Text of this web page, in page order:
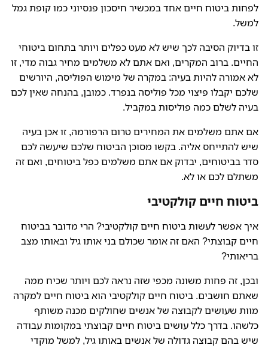
לפחות ביטוח חיים אחד במכשיר חיסכון פנסיוני כמו קופת גמל
למשל.
זו בדיוק הסיבה לכך שיש לא מעט כפלים ויותר בתחום ביטוחי
החיים. ברוב המקרים, ואם אתם לא משלמים מחיר גבוה מדי, זו
לא אמורה להיות בעיה: במקרה של מימוש הפוליסה, היורשים
שלכם יקבלו פיצוי מכל פוליסה בנפרד. כמובן, בהנחה שאין לכם
בעיה לשלם כמה פוליסות במקביל.
אם אתם משלמים את המחירים טרום הרפורמה, זו אכן בעיה
שיש להתייחס אליה. בקשו מסוכן הביטוח שלכם שיעשה לכם
סדר בביטוחים, יבדוק אם אתם משלמים כפל ביטוחים, ואם זה
משתלם לכם או לא.
ביטוח חיים קולקטיבי
איך אפשר לעשות ביטוח חיים קולקטיבי? הרי מדובר בביטוח
חיים קבוצתי? האם זה אומר שכולם בני אותו גיל ובאותו מצב
בריאותי?
ובכן, זה פחות משונה מכפי שזה נראה לכם ויותר שכיח ממה
שאתם חושבים. ביטוח חיים קולקטיבי הוא ביטוח חיים למקרה
מוות שעושים לקבוצה של אנשים שחולקים מכנה משותף
כלשהו. בדרך כלל עושים ביטוח חיים קבוצתי במקומות עבודה
שיש בהם קבוצה גדולה של אנשים באותו גיל, למשל מוקדי